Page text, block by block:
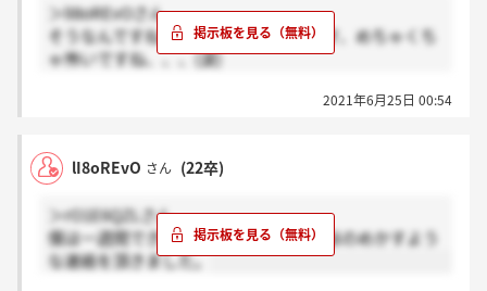
＞lI8oREvOさん
そうなんですね！ありがとうございます、めちゃくち
ゃ怖いですね、、、(涙)
のweb質問会がなくなっていて参加出来なかったので
2021年6月25日 00:54
lI8oREvO さん (22卒)
＞rO1E6QZLさん
僕は一週間できましたが、面接翌日にほのめかすよう
な連絡を頂きました。